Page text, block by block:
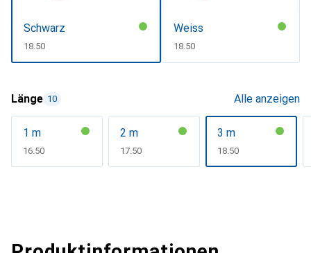
Schwarz
CHF
18.50
Weiss
CHF
18.50
Länge 10 Alle anzeigen
1 m
CHF
16.50
2 m
CHF
17.50
3 m
CHF
18.50